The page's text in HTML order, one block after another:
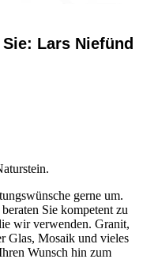
Lars Niefünd
gerne um.
beraten Sie kompetent zu
wir verwenden. Granit,
Glas, Mosaik und vieles
Wunsch hin zum